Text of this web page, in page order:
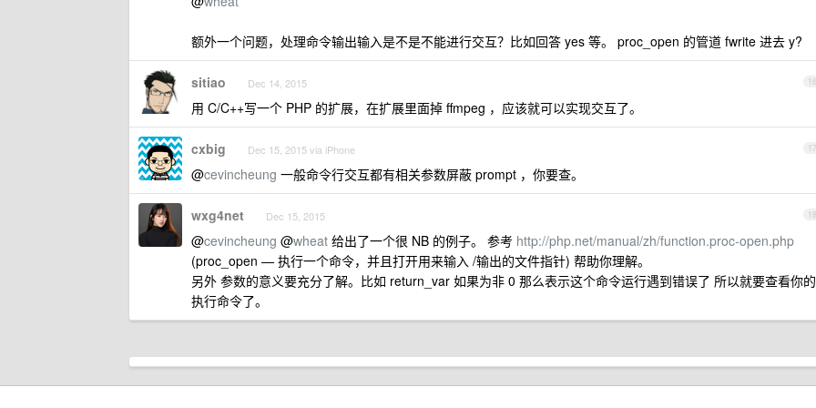
额外一个问题，处理命令输出输入是不是不能进行交互？比如回答 yes 等。 proc_open 的管道 fwrite 进去 y?
16
sitiao Dec 14, 2015
用 C/C++写一个 PHP 的扩展，在扩展里面掉 ffmpeg ，应该就可以实现交互了。
17
cxbig Dec 15, 2015 via iPhone
@cevincheung 一般命令行交互都有相关参数屏蔽 prompt ，你要查。
18
wxg4net Dec 15, 2015
@cevincheung @wheat 给出了一个很 NB 的例子。 参考 http://php.net/manual/zh/function.proc-open.php
(proc_open — 执行一个命令，并且打开用来输入 /输出的文件指针) 帮助你理解。
另外 参数的意义要充分了解。比如 return_var 如果为非 0 那么表示这个命令运行遇到错误了 所以就要查看你的
执行命令了。